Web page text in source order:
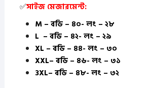
✅সাইজ মেজারমেন্ট:
M – বডি – ৪০- লং – ২৮
L – বডি – ৪২- লং – ২৯
XL – বডি – ৪৪- লং – ৩০
XXL– বডি – ৪৬- লং – ৩১
3XL– বডি – ৪৮- লং – ৩২